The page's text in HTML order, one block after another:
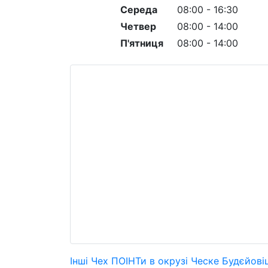
Середа
08:00 - 16:30
Четвер
08:00 - 14:00
П'ятниця
08:00 - 14:00
Інші Чех ПОІНТи в окрузі Ческе